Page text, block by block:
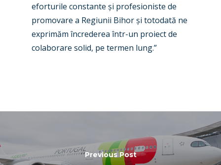
eforturile constante și profesioniste de
promovare a Regiunii Bihor și totodată ne
exprimăm încrederea într-un proiect de
colaborare solid, pe termen lung.”
Previous Post